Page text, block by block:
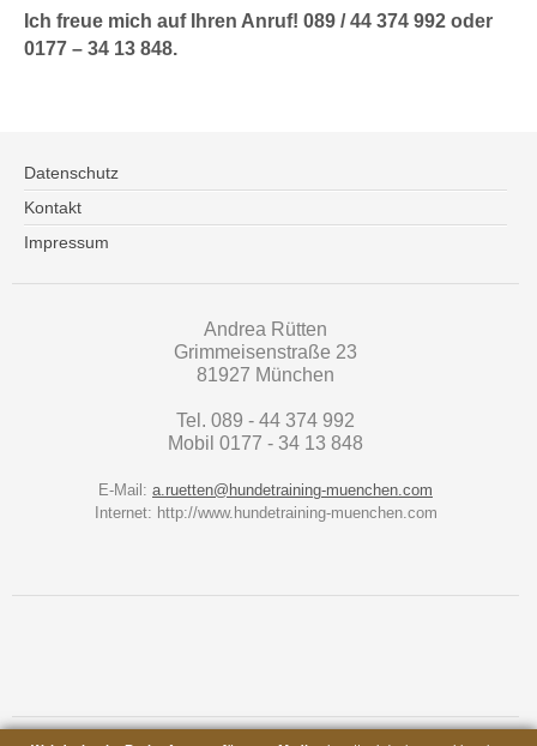
Ich freue mich auf Ihren Anruf! 089 / 44 374 992 oder
0177 – 34 13 848.
Datenschutz
Kontakt
Impressum
Andrea Rütten
Grimmeisenstraße 23
81927 München
Tel. 089 - 44 374 992
Mobil 0177 - 34 13 848
E-Mail: a.ruetten@hundetraining-muenchen.com
Internet: http://www.hundetraining-muenchen.com